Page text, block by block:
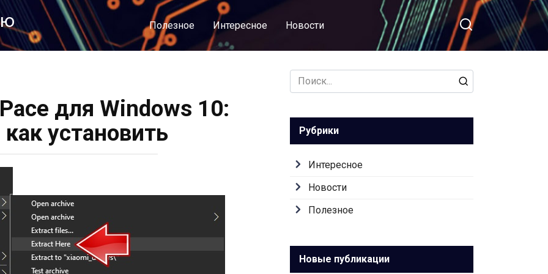
Полезное Интересное Новости
для Windows 10:
установить
Search
for:
Рубрики
Интересное
Новости
Полезное
Новые публикации